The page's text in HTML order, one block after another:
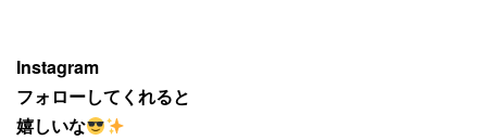
Instagram
フォローしてくれると
嬉しいな